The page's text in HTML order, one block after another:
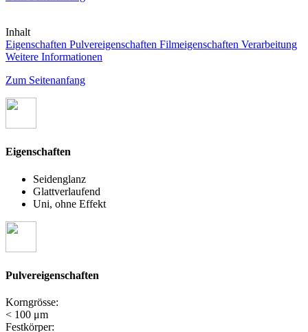
Inhalt
Eigenschaften Pulvereigenschaften Filmeigenschaften Verarbeitung
Weitere Informationen
Zum Seitenanfang
Eigenschaften
Seidenglanz
Glattverlaufend
Uni, ohne Effekt
Pulvereigenschaften
Korngrösse:
< 100 μm
Festkörper: